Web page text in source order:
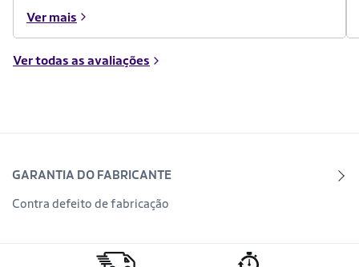
Ver mais
Ver todas as avaliações
GARANTIA DO FABRICANTE
Contra defeito de fabricação